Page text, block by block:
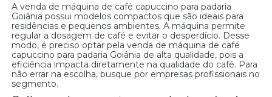
A venda de máquina de café capuccino para padaria
Goiânia possui modelos compactos que são ideais para
residências e pequenos ambientes. A máquina permite
regular a dosagem de café e evitar o desperdício. Desse
modo, é preciso optar pela venda de máquina de café
capuccino para padaria Goiânia de alta qualidade, pois a
eficiência impacta diretamente na qualidade do café. Para
não errar na escolha, busque por empresas profissionais no
segmento.